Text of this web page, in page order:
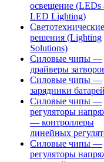
освещение (LEDs
LED Lighting)
Светотехнические
решения (Lighting
Solutions)
Силовые чипы —
драйверы
Силовые чипы —
зарядники батарей
Силовые чипы —
регуляторы
— контроллеры
линейных
Силовые чипы —
регуляторы